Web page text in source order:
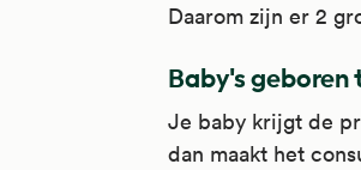
Daarom zijn er 2
Baby's geboren
Je baby krijgt de
dan maakt het